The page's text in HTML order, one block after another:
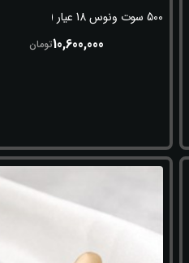
500 سوت ونوس 18 عیار (750)
10,600,000تومان